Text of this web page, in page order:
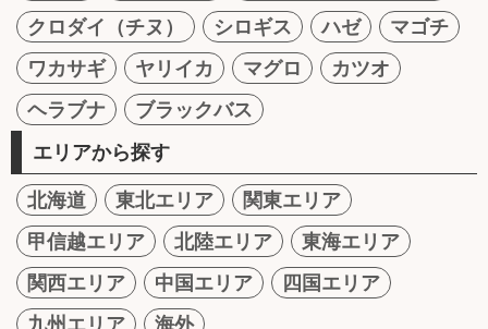
クロダイ（チヌ）
シロギス ハゼ
マゴチ
ワカサギ
ヤリイカ マグロ
カツオ
ヘラブナ
ブラックバス
エリアから探す
北海道 東北エリア
関東エリア
甲信越エリア
北陸エリア
東海エリア
関西エリア
中国エリア
四国エリア
九州エリア
海外